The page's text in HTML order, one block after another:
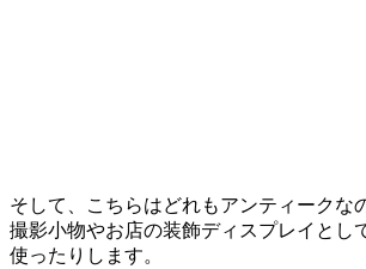
そして、こちらはどれもアンティークな
撮影小物やお店の装飾ディスプレイとし
使ったりします。